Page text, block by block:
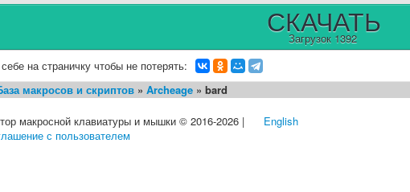
СКАЧАТЬ
Загрузок 1392
на страничку чтобы не потерять:
макросов и скриптов » Archeage » bard
макросной клавиатуры и мышки © 2016-2026 |
English
с пользователем